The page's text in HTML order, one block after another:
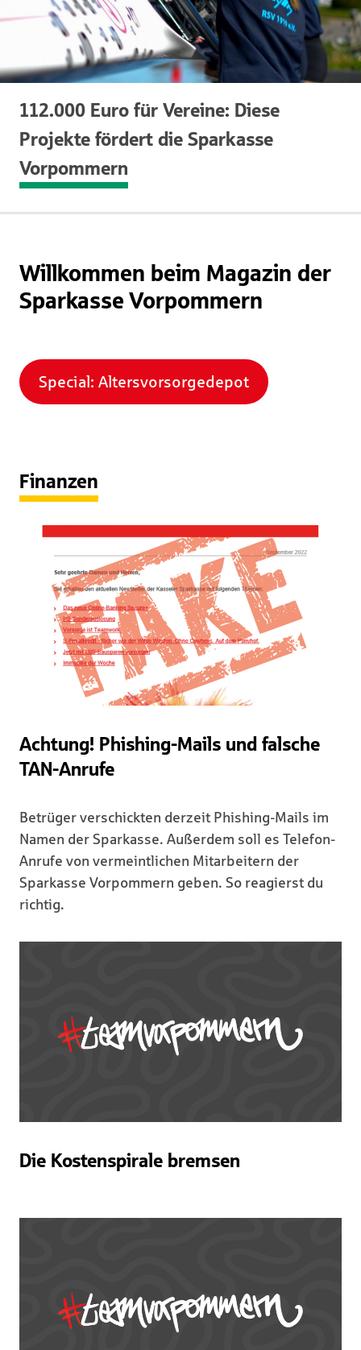
112.000 Euro für Vereine: Diese
Projekte fördert die Sparkasse
Vorpommern
Willkommen beim Magazin der
Sparkasse Vorpommern
Special: Altersvorsorgedepot
Finanzen
Achtung! Phishing-Mails und falsche
TAN-Anrufe
Betrüger verschickten derzeit Phishing-Mails im
Namen der Sparkasse. Außerdem soll es Telefon-
Anrufe von vermeintlichen Mitarbeitern der
Sparkasse Vorpommern geben. So reagierst du
richtig.
Die Kostenspirale bremsen